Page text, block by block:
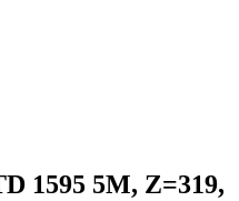
1595 5M, Z=319,